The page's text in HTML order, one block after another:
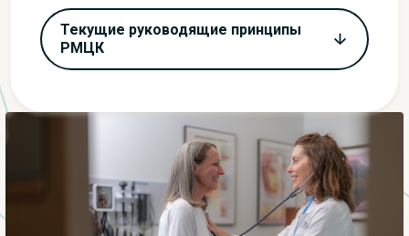
Текущие руководящие принципы
РМЦК